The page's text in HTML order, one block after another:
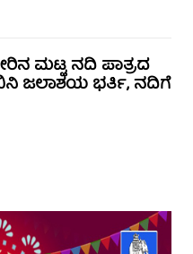
ಮಟ್ಟ ನದಿ ಪಾತ್ರದ
ಜಲಾಶಯ ಭರ್ತಿ, ನದಿಗೆ